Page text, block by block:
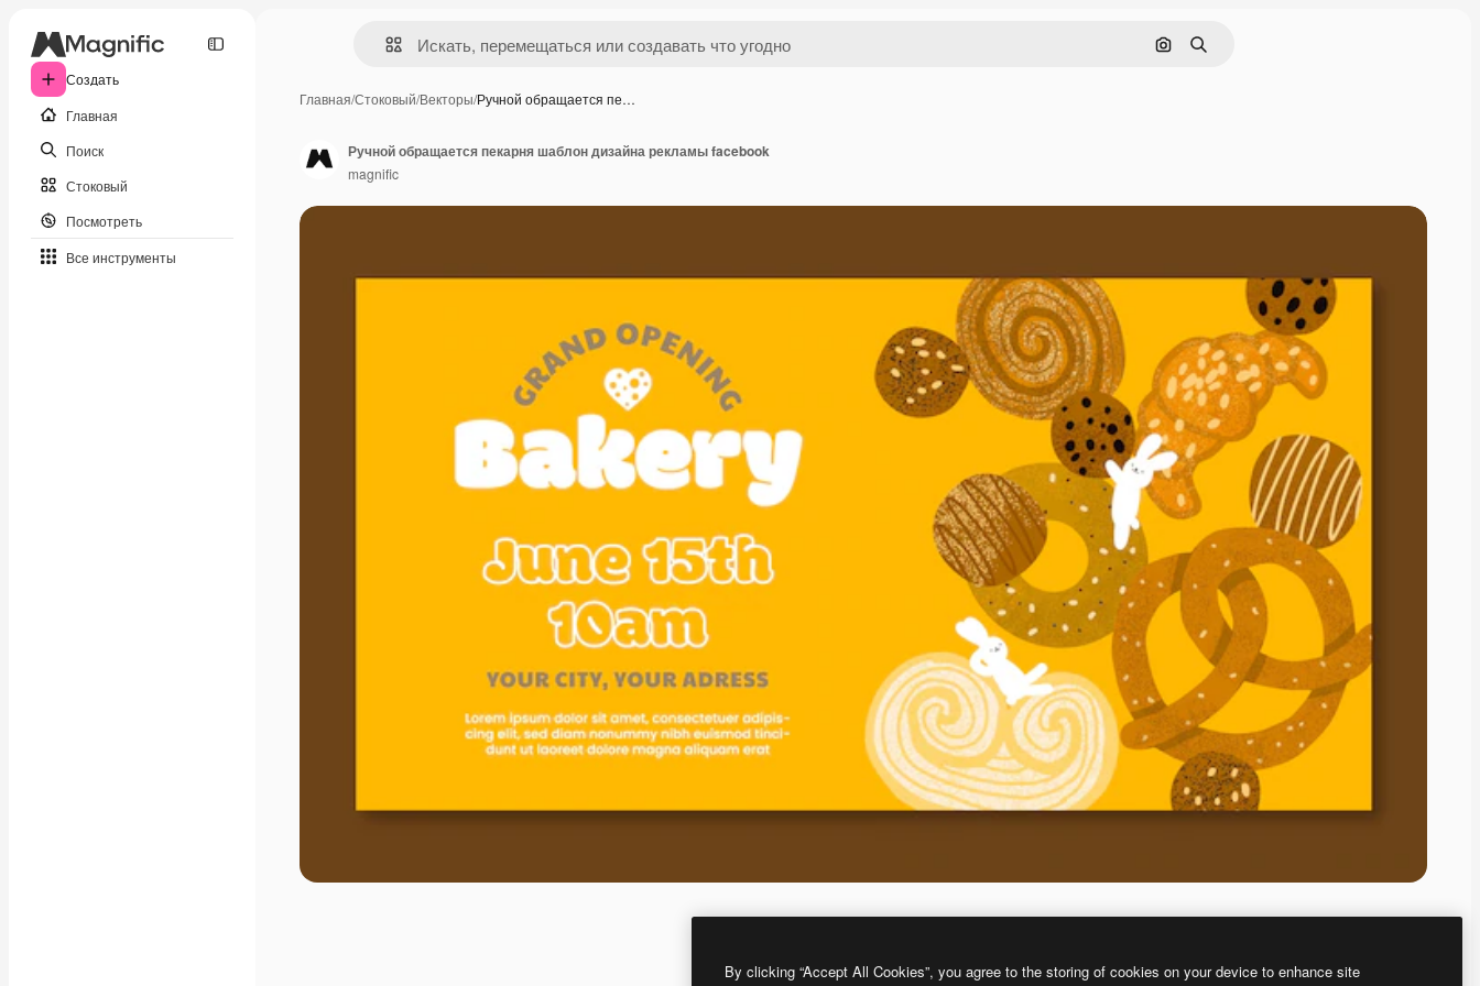
Создать
Главная
Поиск
Стоковый
Посмотреть
Все инструменты
Поиск по изображению
Поиск
Главная/Стоковый/Векторы/Ручной обращается пе…
Ручной обращается пекарня шаблон дизайна рекламы facebook
magnific
By clicking “Accept All Cookies”, you agree to the storing of cookies on your device to enhance site